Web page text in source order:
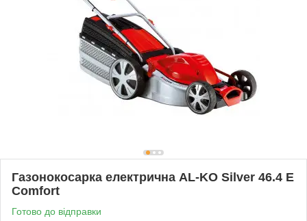
Газонокосарка електрична AL-KO Silver 46.4 E
Comfort
Готово до відправки